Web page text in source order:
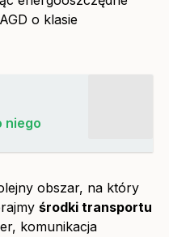
o klasie
niego
obszar, na który
środki transportu
komunikacja